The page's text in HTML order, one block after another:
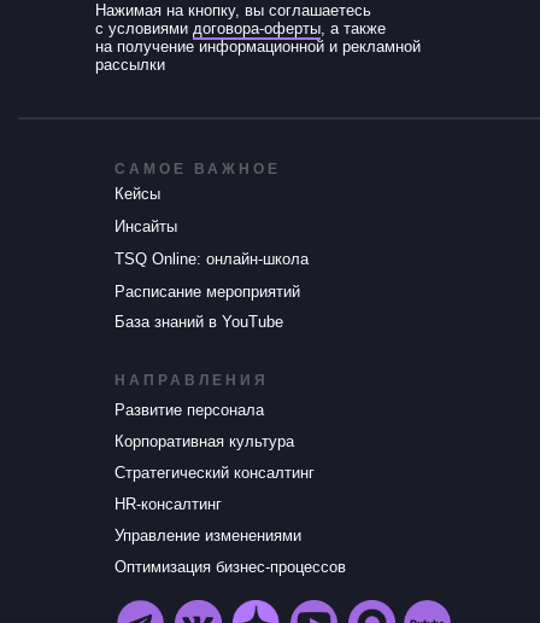
Нажимая на кнопку, вы соглашаетесь
с условиями договора-оферты, а также
на получение информационной и рекламной
рассылки
НАПРАВЛЕНИЯ
САМОЕ ВАЖНОЕ
Стратегический консалтинг
HR-консалтинг
Управление изменениями
Корпоративная культура
Развитие персонала
Оптимизация бизнес-процессов
Кейсы
Инсайты
Расписание мероприятий
База знаний в YouTube
TSQ Online: онлайн-школа